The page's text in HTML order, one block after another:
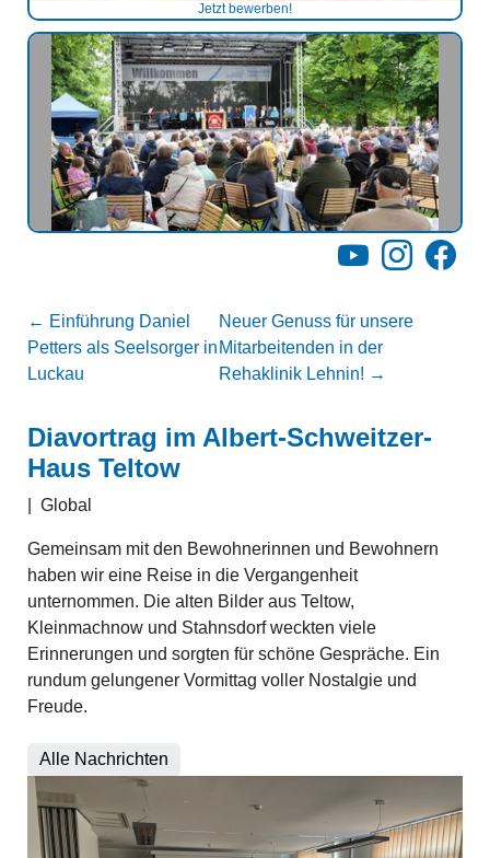
Jetzt bewerben!
YouTubeInstagram
← Einführung Daniel
Petters als Seelsorger in
Luckau
Neuer Genuss für unsere
Mitarbeitenden in der
Rehaklinik Lehnin! →
Diavortrag im Albert-Schweitzer-
Haus Teltow
Global
Gemeinsam mit den Bewohnerinnen und Bewohnern
haben wir eine Reise in die Vergangenheit
unternommen. Die alten Bilder aus Teltow,
Kleinmachnow und Stahnsdorf weckten viele
Erinnerungen und sorgten für schöne Gespräche. Ein
rundum gelungener Vormittag voller Nostalgie und
Freude.
Alle Nachrichten